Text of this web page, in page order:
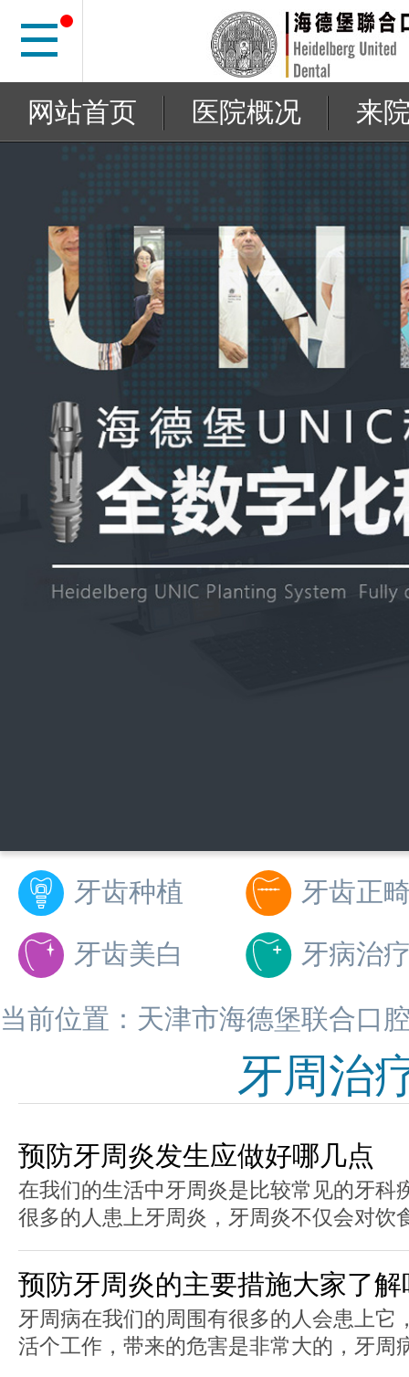
网站首页 医院概况 来
当前位置： 天津市海德堡联合口
牙周治
预防牙周炎发生应做好哪几点
在我们的生活中牙周炎是比较常见的牙科
很多的人患上牙周炎，牙周炎不仅会对饮
预防牙周炎的主要措施大家了解
牙周病在我们的周围有很多的人会患上它
活个工作，带来的危害是非常大的，牙周